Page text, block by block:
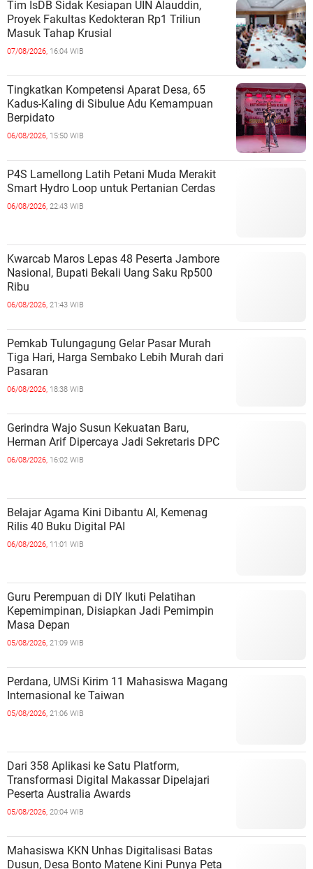
Tim IsDB Sidak Kesiapan UIN Alauddin,
Proyek Fakultas Kedokteran Rp1 Triliun
Masuk Tahap Krusial
07/08/2026, 16:04 WIB
Tingkatkan Kompetensi Aparat Desa, 65
Kadus-Kaling di Sibulue Adu Kemampuan
Berpidato
06/08/2026, 15:50 WIB
P4S Lamellong Latih Petani Muda Merakit
Smart Hydro Loop untuk Pertanian Cerdas
06/08/2026, 22:43 WIB
Kwarcab Maros Lepas 48 Peserta Jambore
Nasional, Bupati Bekali Uang Saku Rp500
Ribu
06/08/2026, 21:43 WIB
Pemkab Tulungagung Gelar Pasar Murah
Tiga Hari, Harga Sembako Lebih Murah dari
Pasaran
06/08/2026, 18:38 WIB
Gerindra Wajo Susun Kekuatan Baru,
Herman Arif Dipercaya Jadi Sekretaris DPC
06/08/2026, 16:02 WIB
Belajar Agama Kini Dibantu AI, Kemenag
Rilis 40 Buku Digital PAI
06/08/2026, 11:01 WIB
Guru Perempuan di DIY Ikuti Pelatihan
Kepemimpinan, Disiapkan Jadi Pemimpin
Masa Depan
05/08/2026, 21:09 WIB
Perdana, UMSi Kirim 11 Mahasiswa Magang
Internasional ke Taiwan
05/08/2026, 21:06 WIB
Dari 358 Aplikasi ke Satu Platform,
Transformasi Digital Makassar Dipelajari
Peserta Australia Awards
05/08/2026, 20:04 WIB
Mahasiswa KKN Unhas Digitalisasi Batas
Dusun, Desa Bonto Matene Kini Punya Peta